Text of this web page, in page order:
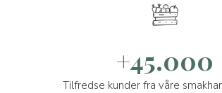
+45.000
Tilfredse kunder fra våre